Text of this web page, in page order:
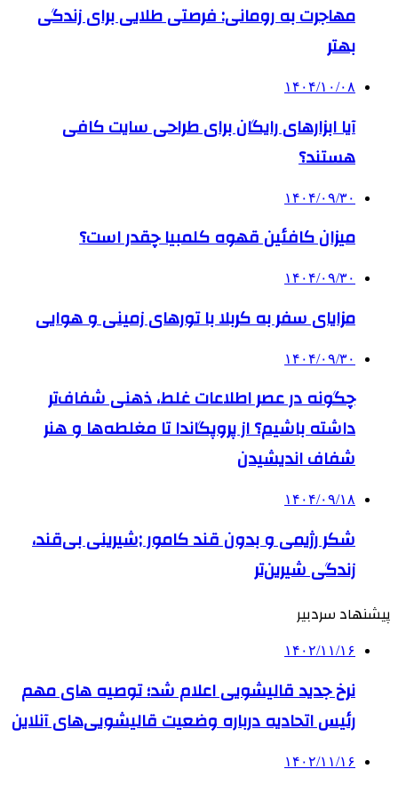
مهاجرت به رومانی: فرصتی طلایی برای زندگی
بهتر
۱۴۰۴/۱۰/۰۸
آیا ابزارهای رایگان برای طراحی سایت کافی
هستند؟
۱۴۰۴/۰۹/۳۰
میزان کافئین قهوه کلمبیا چقدر است؟
۱۴۰۴/۰۹/۳۰
مزایای سفر به کربلا با تورهای زمینی و هوایی
۱۴۰۴/۰۹/۳۰
چگونه در عصر اطلاعات غلط، ذهنی شفاف‌تر
داشته باشیم؟ از پروپگاندا تا مغلطه‌ها و هنر
شفاف اندیشیدن
۱۴۰۴/۰۹/۱۸
شکر رژیمی و بدون قند کامور ;شیرینی بی‌قند،
زندگی شیرین‌تر
پیشنهاد سردبیر
۱۴۰۲/۱۱/۱۶
نرخ جدید قالیشویی اعلام شد؛ توصیه های مهم
رئیس اتحادیه درباره وضعیت قالیشویی‌های آنلاین
۱۴۰۲/۱۱/۱۶